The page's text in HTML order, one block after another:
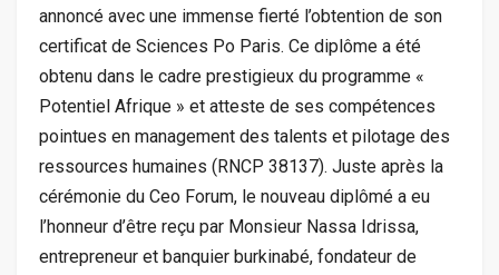
annoncé avec une immense fierté l’obtention de son
certificat de Sciences Po Paris. Ce diplôme a été
obtenu dans le cadre prestigieux du programme «
Potentiel Afrique » et atteste de ses compétences
pointues en management des talents et pilotage des
ressources humaines (RNCP 38137). Juste après la
cérémonie du Ceo Forum, le nouveau diplômé a eu
l’honneur d’être reçu par Monsieur Nassa Idrissa,
entrepreneur et banquier burkinabé, fondateur de